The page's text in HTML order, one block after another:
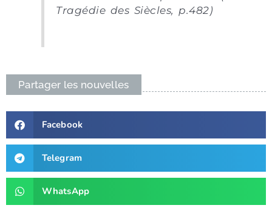
Tragédie des Siècles, p.482)
Partager les nouvelles
Facebook
Telegram
WhatsApp